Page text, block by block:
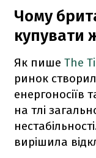
Чому
купувати
Як пише The
ринок
енергоносіїв
на тлі
вирішила